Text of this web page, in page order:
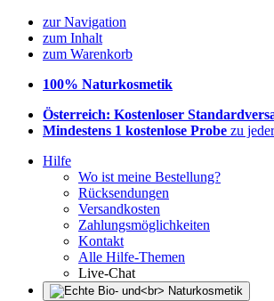
zur Navigation
zum Inhalt
zum Warenkorb
100% Naturkosmetik
Österreich: Kostenloser
Mindestens 1 kostenlose Probe zu
Hilfe
Wo ist meine Bestellung?
Rücksendungen
Versandkosten
Zahlungsmöglichkeiten
Kontakt
Alle Hilfe-Themen
Live-Chat